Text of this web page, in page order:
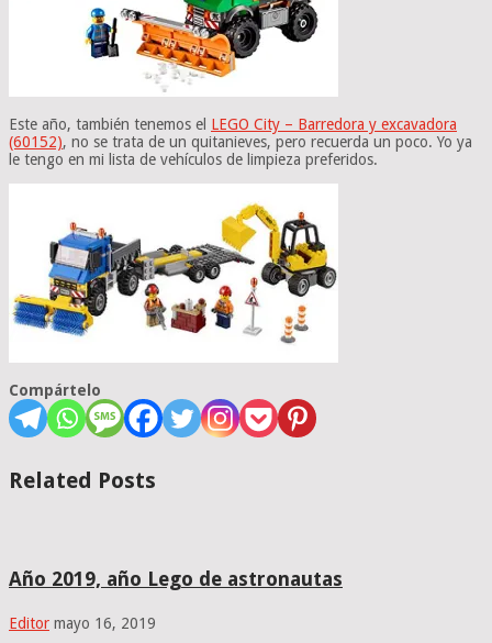
Este año, también tenemos el LEGO City – Barredora y excavadora
(60152), no se trata de un quitanieves, pero recuerda un poco. Yo ya
le tengo en mi lista de vehículos de limpieza preferidos.
Compártelo
Related Posts
Año 2019, año Lego de astronautas
Editor mayo 16, 2019